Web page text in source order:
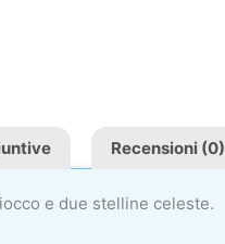
Recensioni (0)
e due stelline celeste.